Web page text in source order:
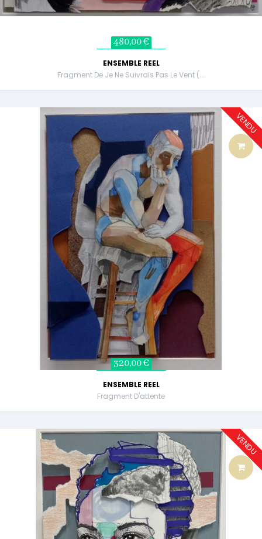
480,00 €
ENSEMBLE REEL
Fragment De Je Ne Suivrais Pas Le Vent (...
VENDU
320,00 €
ENSEMBLE REEL
Fragment D'attente
VENDU